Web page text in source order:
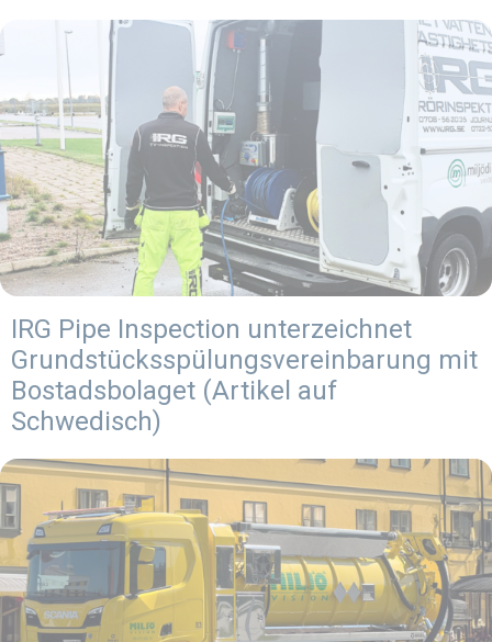
IRG Pipe Inspection unterzeichnet
Grundstücksspülungsvereinbarung mit
Bostadsbolaget (Artikel auf
Schwedisch)